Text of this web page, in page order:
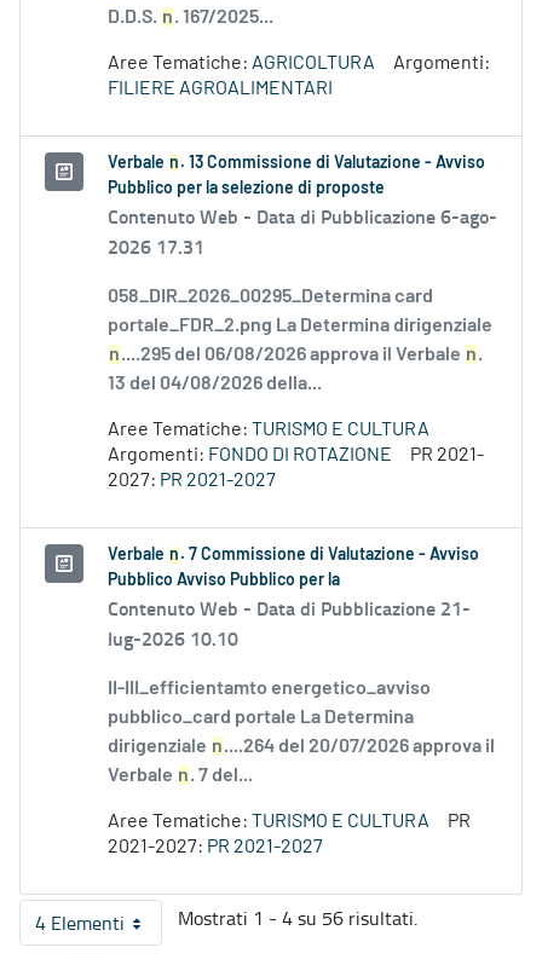
D.D.S. n. 167/2025...
Aree Tematiche: AGRICOLTURA
Argomenti:
FILIERE AGROALIMENTARI
Verbale n . 13 Commissione di Valutazione - Avviso
Pubblico per la selezione di proposte
Contenuto Web - Data di Pubblicazione 6-ago-
2026 17.31
058_DIR_2026_00295_Determina card
portale_FDR_2.png La Determina dirigenziale
n....295 del 06/08/2026 approva il Verbale n.
13 del 04/08/2026 della...
Aree Tematiche: TURISMO E CULTURA
Argomenti: FONDO DI ROTAZIONE
PR 2021-
2027: PR 2021-2027
Verbale n . 7 Commissione di Valutazione - Avviso
Pubblico Avviso Pubblico per la
Contenuto Web - Data di Pubblicazione 21-
lug-2026 10.10
II-III_efficientamto energetico_avviso
pubblico_card portale La Determina
dirigenziale n....264 del 20/07/2026 approva il
Verbale n. 7 del...
Aree Tematiche: TURISMO E CULTURA
PR
2021-2027: PR 2021-2027
4 ElementiPer pagina
Mostrati 1 - 4 su 56 risultati.